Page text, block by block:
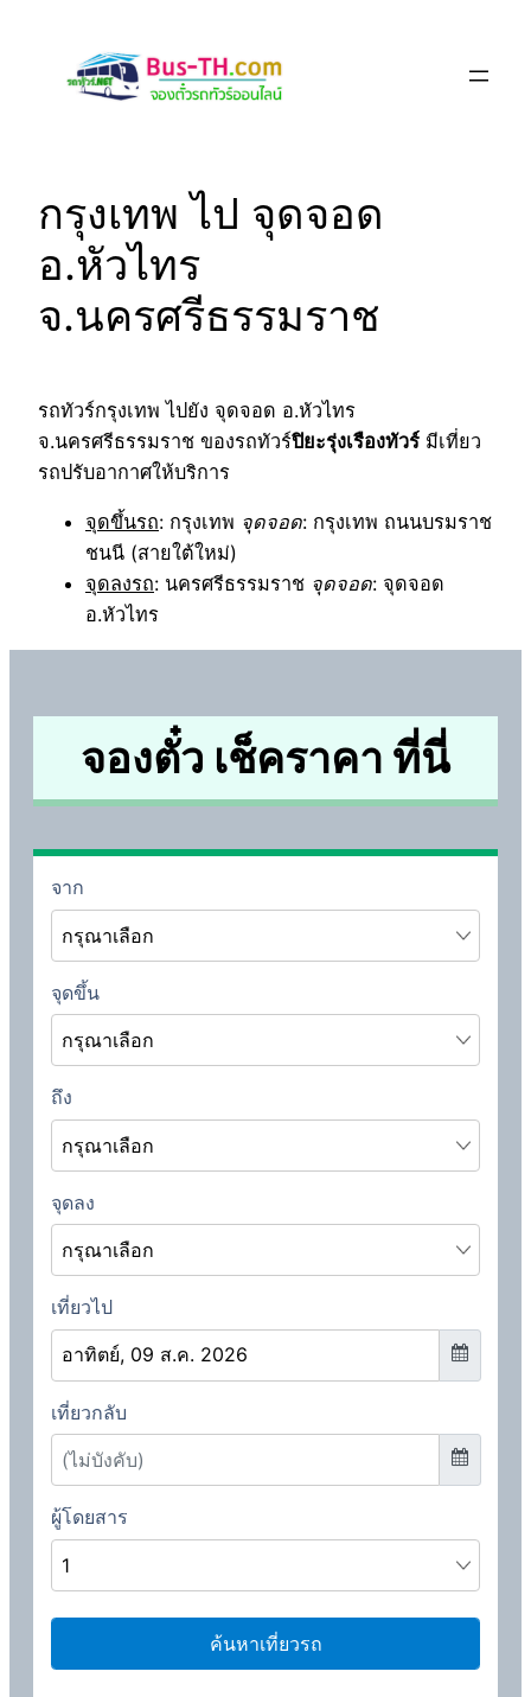
content
กรุงเทพ ไป จุดจอด
อ.หัวไทร
จ.นครศรีธรรมราช
รถทัวร์กรุงเทพ ไปยัง จุดจอด อ.หัวไทร
จ.นครศรีธรรมราช ของรถทัวร์ปิยะรุ่งเรืองทัวร์ มีเที่ยว
รถปรับอากาศให้บริการ
จุดขึ้นรถ: กรุงเทพ จุดจอด: กรุงเทพ ถนนบรมราช
ชนนี (สายใต้ใหม่)
จุดลงรถ: นครศรีธรรมราช จุดจอด: จุดจอด
อ.หัวไทร
จองตั๋ว เช็คราคา ที่นี่